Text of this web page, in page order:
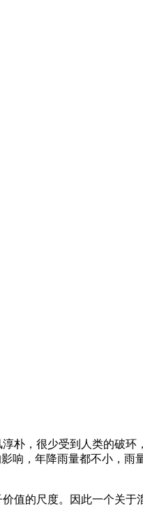
朴，很少受到人类的破环
响，年降雨量都不小，雨
值的尺度。因此一个关于